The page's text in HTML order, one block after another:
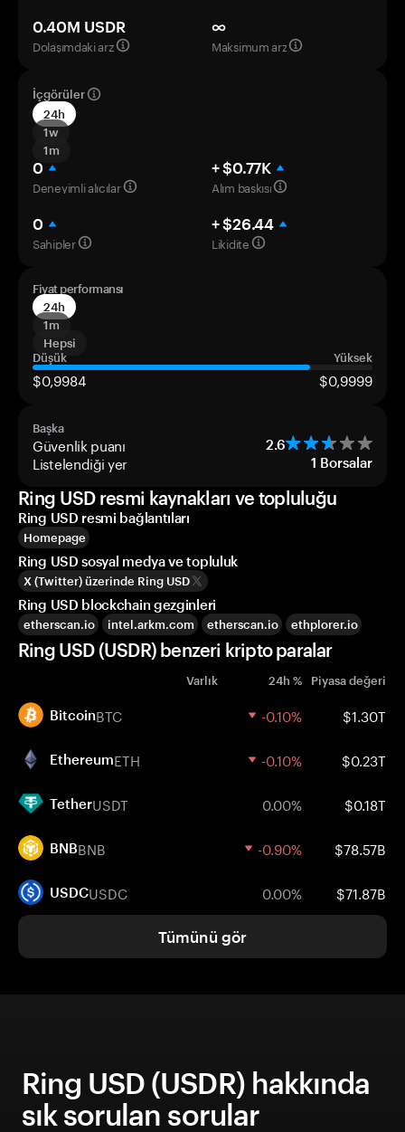
0.40M USDR
Dolaşımdaki arz
∞
Maksimum arz
İçgörüler
24h
1w
1m
0
Deneyimli alıcılar
+ $0.77K
Alım baskısı
0
Sahipler
+ $26.44
Likidite
Fiyat performansı
24h
1m
Hepsi
Düşük
Yüksek
$0,9984 $0,9999
Başka
Güvenlik puanı 2.6
Listelendiği yer 1 Borsalar
Ring USD resmi kaynakları ve topluluğu
Ring USD resmi bağlantıları
Homepage
Ring USD sosyal medya ve topluluk
X (Twitter) üzerinde Ring USD
Ring USD blockchain gezginleri
etherscan.io intel.arkm.com etherscan.io ethplorer.io
Ring USD (USDR) benzeri kripto paralar
Varlık 24h % Piyasa değeri
BitcoinBTC -0.10% $1.30T
EthereumETH -0.10% $0.23T
TetherUSDT 0.00% $0.18T
BNBBNB -0.90% $78.57B
USDCUSDC 0.00% $71.87B
Tümünü gör
Ring USD (USDR) hakkında
sık sorulan sorular